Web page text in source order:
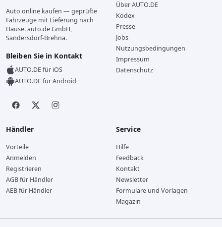
Auto online kaufen — geprüfte
Fahrzeuge mit Lieferung nach
Hause. auto.de GmbH,
Sandersdorf-Brehna.
Bleiben Sie in Kontakt
AUTO.DE für iOS
AUTO.DE für Android
Über AUTO.DE
Kodex
Presse
Jobs
Nutzungsbedingungen
Impressum
Datenschutz
Händler
Vorteile
Anmelden
Registrieren
AGB für Händler
AEB für Händler
Service
Hilfe
Feedback
Kontakt
Newsletter
Formulare und Vorlagen
Magazin